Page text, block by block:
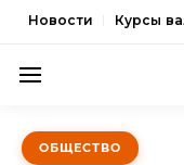
Новости Курсы
ПОЛИТИКА
ОБЩЕСТВО